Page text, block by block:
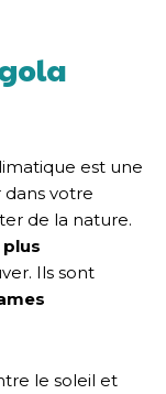
est une
dans votre
de la nature.
plus
Ils sont
le soleil et